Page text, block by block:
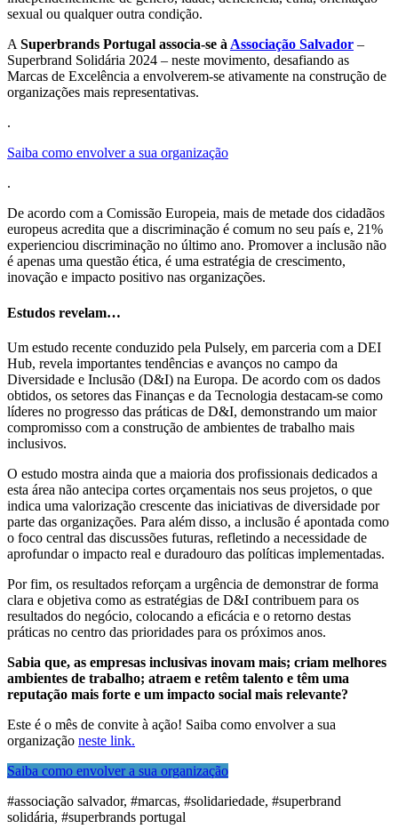
sexual ou qualquer outra condição.
A Superbrands Portugal associa-se à Associação Salvador –
Superbrand Solidária 2024 – neste movimento, desafiando as
Marcas de Excelência a envolverem-se ativamente na construção de
organizações mais representativas.
.
Saiba como envolver a sua organização
.
De acordo com a Comissão Europeia, mais de metade dos cidadãos
europeus acredita que a discriminação é comum no seu país e, 21%
experienciou discriminação no último ano. Promover a inclusão não
é apenas uma questão ética, é uma estratégia de crescimento,
inovação e impacto positivo nas organizações.
Estudos revelam…
Um estudo recente conduzido pela Pulsely, em parceria com a DEI
Hub, revela importantes tendências e avanços no campo da
Diversidade e Inclusão (D&I) na Europa. De acordo com os dados
obtidos, os setores das Finanças e da Tecnologia destacam-se como
líderes no progresso das práticas de D&I, demonstrando um maior
compromisso com a construção de ambientes de trabalho mais
inclusivos.
O estudo mostra ainda que a maioria dos profissionais dedicados a
esta área não antecipa cortes orçamentais nos seus projetos, o que
indica uma valorização crescente das iniciativas de diversidade por
parte das organizações. Para além disso, a inclusão é apontada como
o foco central das discussões futuras, refletindo a necessidade de
aprofundar o impacto real e duradouro das políticas implementadas.
Por fim, os resultados reforçam a urgência de demonstrar de forma
clara e objetiva como as estratégias de D&I contribuem para os
resultados do negócio, colocando a eficácia e o retorno destas
práticas no centro das prioridades para os próximos anos.
Sabia que, as empresas inclusivas inovam mais; criam melhores
ambientes de trabalho; atraem e retêm talento e têm uma
reputação mais forte e um impacto social mais relevante?
Este é o mês de convite à ação! Saiba como envolver a sua
organização neste link.
Saiba como envolver a sua organização
#associação salvador, #marcas, #solidariedade, #superbrand
solidária, #superbrands portugal